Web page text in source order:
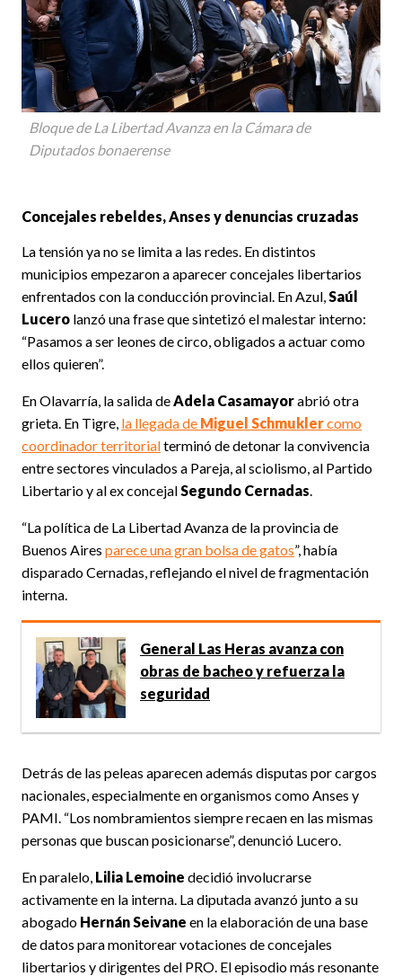
Bloque de La Libertad Avanza en la Cámara de
Diputados bonaerense
Concejales rebeldes, Anses y denuncias cruzadas
La tensión ya no se limita a las redes. En distintos
municipios empezaron a aparecer concejales libertarios
enfrentados con la conducción provincial. En Azul,Saúl
Lucero lanzó una frase que sintetizó el malestar interno:
“Pasamos a ser leones de circo, obligados a actuar como
ellos quieren”.
En Olavarría, la salida deAdela Casamayorabrió otra
grieta. En Tigre, la llegada de Miguel Schmuklercomo
coordinador territorialterminó de detonar la convivencia
entre sectores vinculados a Pareja, al sciolismo, al Partido
Libertario y al ex concejalSegundo Cernadas.
“La política de La Libertad Avanza de la provincia de
Buenos Aires parece una gran bolsa de gatos”, había
disparado Cernadas, reflejando el nivel de fragmentación
interna.
General Las Heras avanza con
obras de bacheo y refuerza la
seguridad
Detrás de las peleas aparecen además disputas por cargos
nacionales, especialmente en organismos como Anses y
PAMI. “Los nombramientos siempre recaen en las mismas
personas que buscan posicionarse”, denunció Lucero.
En paralelo, Lilia Lemoine decidió involucrarse
activamente en la interna. La diputada avanzó junto a su
abogado Hernán Seivane en la elaboración de una base
de datos para monitorear votaciones de concejales
libertarios y dirigentes del PRO. El episodio más resonante